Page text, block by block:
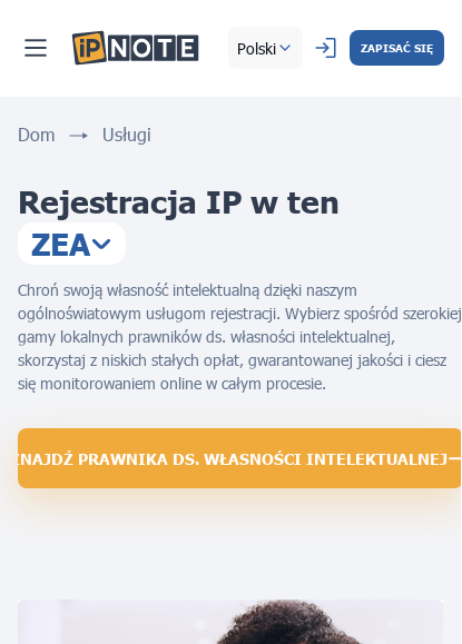
Polski ZAPISAĆ SIĘ
Dom Usługi
Rejestracja IP w ten
ZEA
Chroń swoją własność intelektualną dzięki naszym
ogólnoświatowym usługom rejestracji. Wybierz spośród szerokiej
gamy lokalnych prawników ds. własności intelektualnej,
skorzystaj z niskich stałych opłat, gwarantowanej jakości i ciesz
się monitorowaniem online w całym procesie.
ZNAJDŹ PRAWNIKA DS. WŁASNOŚCI INTELEKTUALNEJ